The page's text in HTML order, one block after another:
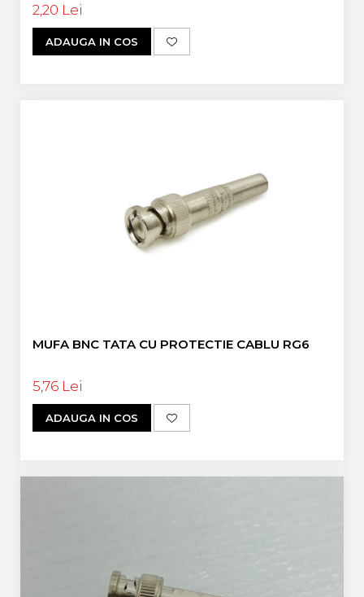
2,20 Lei
ADAUGA IN COS
MUFA BNC TATA CU PROTECTIE CABLU RG6
5,76 Lei
ADAUGA IN COS